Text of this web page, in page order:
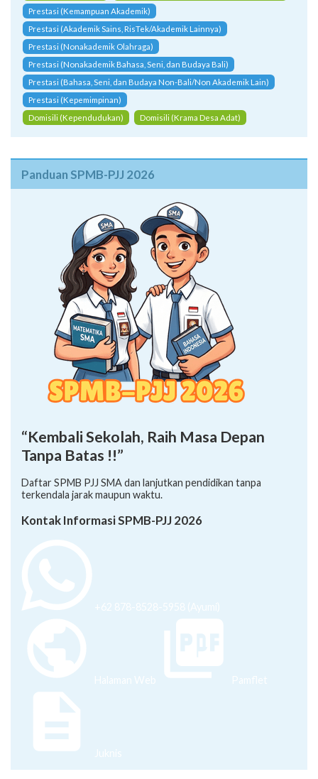
Prestasi (Kemampuan Akademik)
Prestasi (Akademik Sains, RisTek/Akademik Lainnya)
Prestasi (Nonakademik Olahraga)
Prestasi (Nonakademik Bahasa, Seni, dan Budaya Bali)
Prestasi (Bahasa, Seni, dan Budaya Non-Bali/Non Akademik Lain)
Prestasi (Kepemimpinan)
Domisili (Kependudukan)
Domisili (Krama Desa Adat)
Panduan SPMB-PJJ 2026
“Kembali Sekolah, Raih Masa Depan
Tanpa Batas !!”
Daftar SPMB PJJ SMA dan lanjutkan pendidikan tanpa
terkendala jarak maupun waktu.
Kontak Informasi SPMB-PJJ 2026
+62 878-8528-5958 (Ayumi)
Halaman Web Pamflet
Juknis